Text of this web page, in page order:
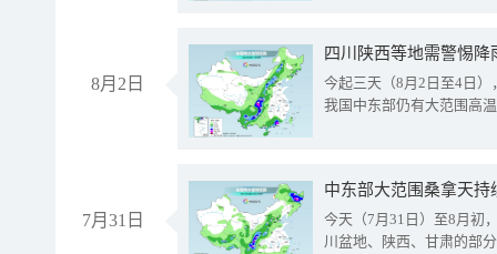
8月2日
今起三天（8月2日至4日
我国中东部仍有大范围高
7月31日
中东部大范围桑拿天
今天（7月31日）至8月初
川盆地、陕西、甘肃的部